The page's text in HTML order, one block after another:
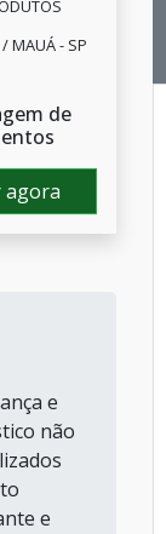
MAUÁ - SP
de
agora
e
não
e